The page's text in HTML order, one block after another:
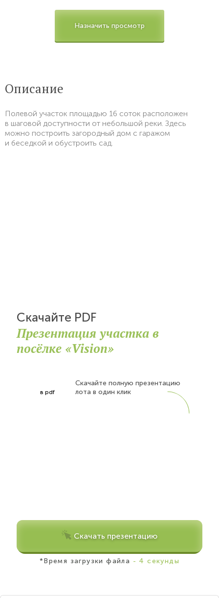
Назначить просмотр
Описание
Полевой участок площадью 16 соток расположен
в шаговой доступности от небольшой реки. Здесь
можно построить загородный дом с гаражом
и беседкой и обустроить сад.
Скачайте PDF
Презентация участка в
посёлке «Vision»
в pdf
Скачайте полную презентацию
лота в один клик
Скачать презентацию
*Время загрузки файла - 4 секунды